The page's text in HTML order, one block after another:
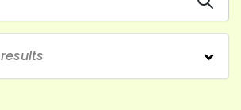
results